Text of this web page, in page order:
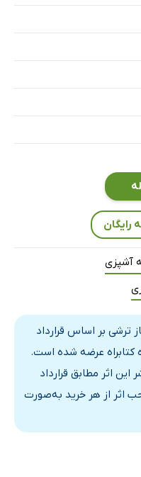
رایگان
آشپزی
ترشی بر اساس قرارداد
کتابراه عرضه شده است.
اثر مطابق قرارداد
اثر از هر خرید به‌صورت